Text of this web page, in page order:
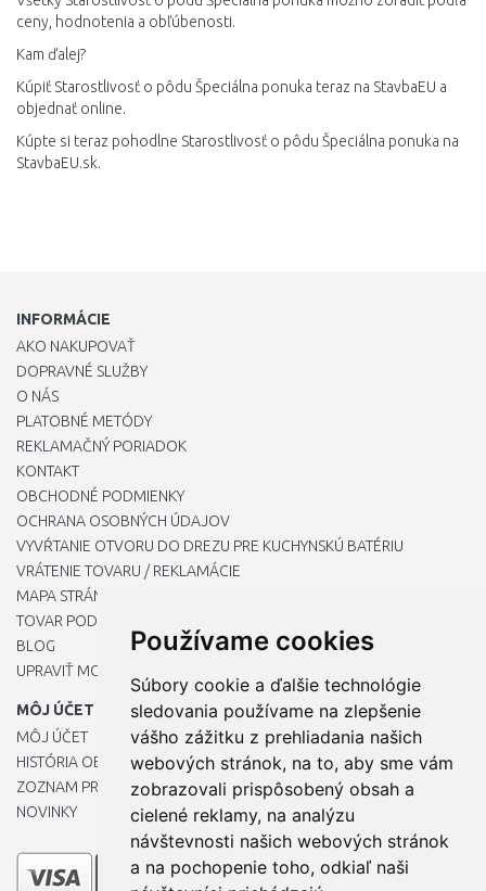
Používame cookies
Súbory cookie a ďalšie technológie
sledovania používame na zlepšenie
vášho zážitku z prehliadania našich
webových stránok, na to, aby sme vám
zobrazovali prispôsobený obsah a
cielené reklamy, na analýzu
návštevnosti našich webových stránok
a na pochopenie toho, odkiaľ naši
ceny, hodnotenia a obľúbenosti.
Kam ďalej?
Kúpiť Starostlivosť o pôdu Špeciálna ponuka teraz na StavbaEU a
objednať online.
Kúpte si teraz pohodlne Starostlivosť o pôdu Špeciálna ponuka na
StavbaEU.sk.
INFORMÁCIE
AKO NAKUPOVAŤ
DOPRAVNÉ SLUŽBY
O NÁS
PLATOBNÉ METÓDY
REKLAMAČNÝ PORIADOK
KONTAKT
OBCHODNÉ PODMIENKY
OCHRANA OSOBNÝCH ÚDAJOV
VYVŔTANIE OTVORU DO DREZU PRE KUCHYNSKÚ BATÉRIU
VRÁTENIE TOVARU / REKLAMÁCIE
MAPA STRÁNOK
TOVAR PODĽA ZNAČIEK
BLOG
UPRAVIŤ MOJE PREDVOĽBY COOKIES
MÔJ ÚČET
MÔJ ÚČET
HISTÓRIA OBJEDNÁVOK
ZOZNAM PRIANÍ
NOVINKY